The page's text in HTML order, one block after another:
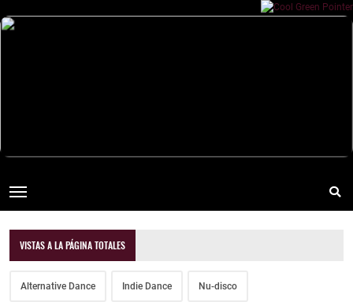
VISTAS A LA PÁGINA TOTALES
Alternative Dance Indie Dance Nu-disco